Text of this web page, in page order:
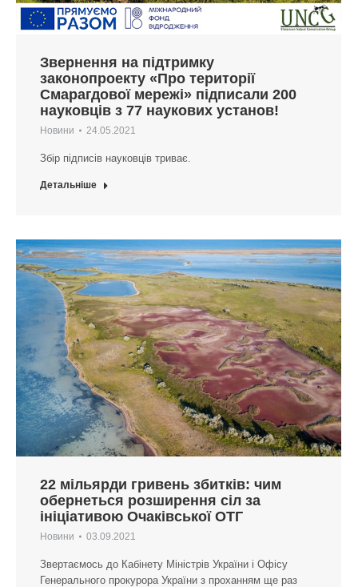
Звернення на підтримку
законопроекту «Про території
Смарагдової мережі» підписали 200
науковців з 77 наукових установ!
Новини 24.05.2021
Збір підписів науковців триває.
Детальніше
22 мільярди гривень збитків: чим
обернеться розширення сіл за
ініціативою Очаківської ОТГ
Новини 03.09.2021
Звертаємось до Кабінету Міністрів України і Офісу
Генерального прокурора України з проханням ще раз